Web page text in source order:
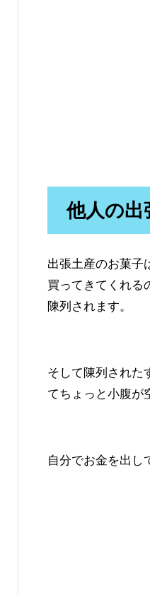
他人の出
出張土産のお菓子
買ってきてくれる
陳列されます。
そして陳列された
てちょっと小腹が
自分でお金を出し